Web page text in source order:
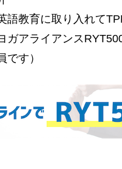
語教育に取り入れて
ガアライアンス
です）